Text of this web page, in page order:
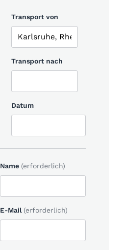
Transport von
Transport nach
Datum
Name (erforderlich)
E-Mail (erforderlich)